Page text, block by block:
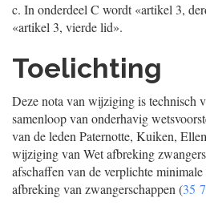
c. In onderdeel C wordt «artikel 3,
«artikel 3, vierde lid».
Toelichting
Deze nota van wijziging is technisch
samenloop van onderhavig
van de leden Paternotte, Kuiken,
wijziging van Wet afbreking
afschaffen van de verplichte
afbreking van zwangerschappen (35